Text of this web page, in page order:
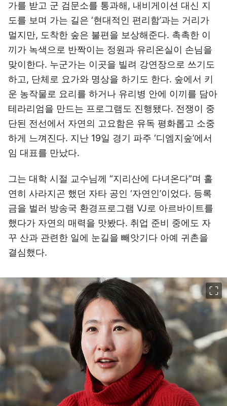
가를 받고 군 검문소를 통과해, 내비게이션 대신 지
도를 보며 가는 길은 ‘현대적인 편리함’과는 거리가
멀지만, 도착한 숲은 불편을 보상해준다. 촉촉한 이
끼가 녹색으로 반짝이는 정원과 유리온실이 손님을
맞이한다. 누군가는 이곳을 빌려 강연장으로 쓰기도
하고, 단체로 요가와 명상을 하기도 한다. 숲에서 키
운 농작물로 요리를 하거나 유리병 안에 이끼를 담아
테라리엄을 만드는 프로그램도 진행됐다. 전쟁이 중
단된 전선에서 자연의 고요함은 유독 평화롭고 소중
하게 느껴진다. 지난 19일 경기 파주 ‘디엠지숲’에서
임 대표를 만났다.
그는 대학 시절 교수님께 “지리산에 다녀온다”며 홀
연히 사라지곤 했던 자타 공인 ‘자연인’이었다. 등록
금을 벌러 방송국 환경프로그램 VJ로 아르바이트를
했다가 자연의 매력을 맛봤다. 취업 준비 중에도 자
꾸 산과 관련한 일에 눈길을 빼앗기다 아예 귀촌을
결심했다.